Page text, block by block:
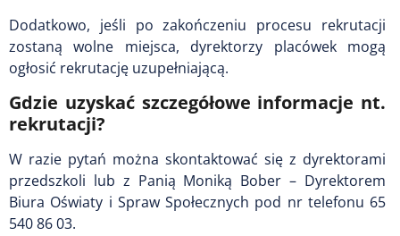
Dodatkowo, jeśli po zakończeniu procesu rekrutacji
zostaną wolne miejsca, dyrektorzy placówek mogą
ogłosić rekrutację uzupełniającą.
Gdzie uzyskać szczegółowe informacje nt.
rekrutacji?
W razie pytań można skontaktować się z dyrektorami
przedszkoli lub z Panią Moniką Bober – Dyrektorem
Biura Oświaty i Spraw Społecznych pod nr telefonu 65
540 86 03.